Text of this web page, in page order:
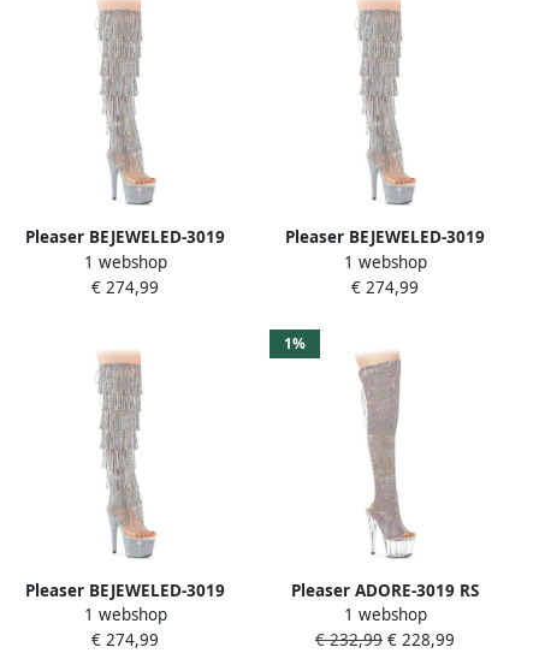
Pleaser BEJEWELED-3019
RSF- Plateau overknee
Laarzen 38 Shoes
1 webshop
€ 274,99
Pleaser BEJEWELED-3019
RSF- Plateau overknee
Laarzen 40 Shoes
1 webshop
€ 274,99
Pleaser BEJEWELED-3019
RSF- Plateau overknee
Laarzen 41 Shoes
1 webshop
€ 274,99
1%
Pleaser ADORE-3019 RS
Plateau overknee Laarzen
37 Shoes Zilverkleurig
1 webshop
€ 232,99 € 228,99